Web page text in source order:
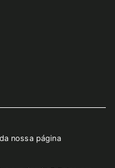
nossa página